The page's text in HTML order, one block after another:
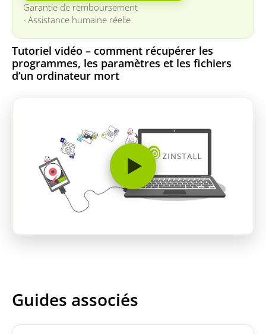
Garantie de remboursement
· Assistance humaine réelle
Tutoriel vidéo – comment récupérer les
programmes, les paramètres et les fichiers
d’un ordinateur mort
Guides associés